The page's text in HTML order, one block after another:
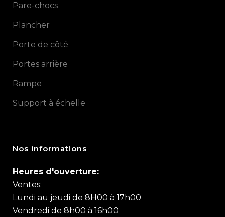
Pare-chocs
Plancher
Porte de côté
Portes arrière
Rampe
Support à échelle
Nos informations
Heures d'ouverture:
Ventes:
Lundi au jeudi de 8H00 à 17h00
Vendredi de 8h00 à 16h00